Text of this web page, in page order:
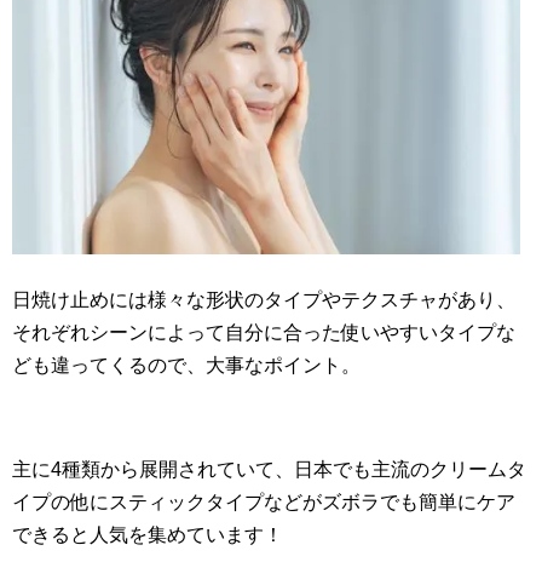
日焼け止めには様々な形状のタイプやテクスチャがあり、
それぞれシーンによって自分に合った使いやすいタイプな
ども違ってくるので、大事なポイント。
主に4種類から展開されていて、日本でも主流のクリームタ
イプの他にスティックタイプなどがズボラでも簡単にケア
できると人気を集めています！